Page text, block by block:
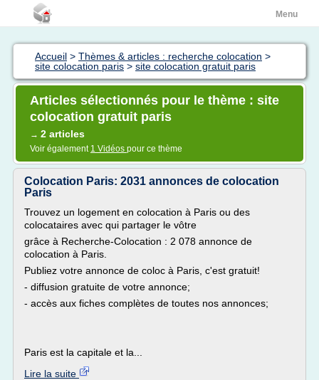
Menu
Accueil > Thèmes & articles : recherche colocation >
site colocation paris > site colocation gratuit paris
Articles sélectionnés pour le thème : site
colocation gratuit paris
→ 2 articles
Voir également 1 Vidéos pour ce thème
Colocation Paris: 2031 annonces de colocation
Paris
Trouvez un logement en colocation à Paris ou des
colocataires avec qui partager le vôtre
grâce à Recherche-Colocation : 2 078 annonce de
colocation à Paris.
Publiez votre annonce de coloc à Paris, c'est gratuit!
- diffusion gratuite de votre annonce;
- accès aux fiches complètes de toutes nos annonces;
Paris est la capitale et la...
Lire la suite